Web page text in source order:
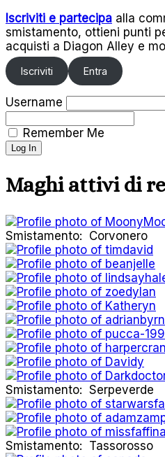
Iscriviti e partecipa alla
smistamento, ottieni punti
acquisti a Diagon Alley e
Iscriviti Entra
Username
Remember Me
Maghi attivi di
Smistamento: Corvonero
Smistamento: Serpeverde
Smistamento: Tassorosso